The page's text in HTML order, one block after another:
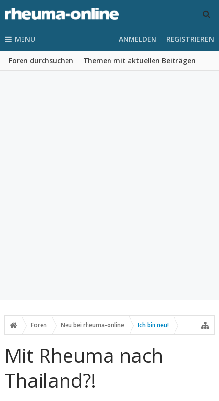
MENU
Foren durchsuchen Themen mit aktuellen Beiträgen
ANMELDEN REGISTRIEREN
Foren Neu bei rheuma-online Ich bin neu!
Mit Rheuma nach
Thailand?!